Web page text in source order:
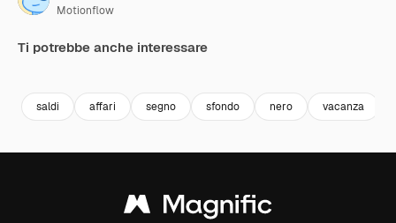
Motionflow
Ti potrebbe anche interessare
saldi affari segno sfondo nero vacanza